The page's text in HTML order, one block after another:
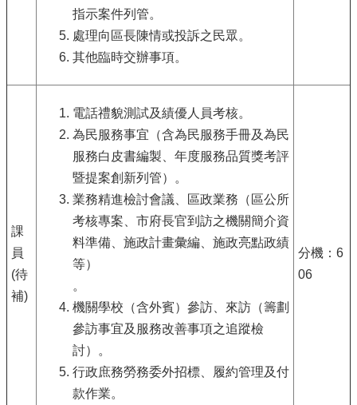
指示案件列管。
處理向區長陳情或投訴之民眾。
其他臨時交辦事項。
課
員
(待
補)
電話禮貌測試及績優人員考核。
為民服務事宜（含為民服務手冊及為民
服務白皮書編製、年度服務品質獎考評
暨提案創新列管）。
業務精進檢討會議、區政業務（區公所
考核專案、市府長官到訪之機關簡介資
料準備、施政計畫彙編、施政亮點政績
等）
。
機關學校（含外賓）參訪、來訪（籌劃
參訪事宜及服務改善事項之追蹤檢
討）。
行政庶務勞務委外招標、履約管理及付
款作業。
分機：6
06